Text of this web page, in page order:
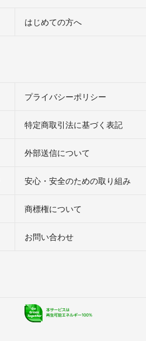
はじめての方へ
プライバシーポリシー
特定商取引法に基づく表記
外部送信について
安心・安全のための取り組み
商標権について
お問い合わせ